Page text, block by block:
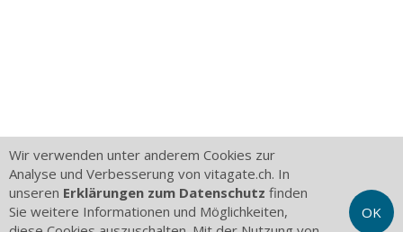
Wir verwenden unter anderem Cookies zur
Analyse und Verbesserung von vitagate.ch. In
unseren Erklärungen zum Datenschutz finden
Sie weitere Informationen und Möglichkeiten,
OK